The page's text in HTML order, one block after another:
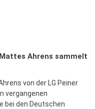
Ahrens sammelt
von der LG Peiner
vergangenen
bei den Deutschen